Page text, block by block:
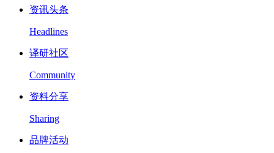
资讯头条
Headlines
译研社区
Community
资料分享
Sharing
品牌活动